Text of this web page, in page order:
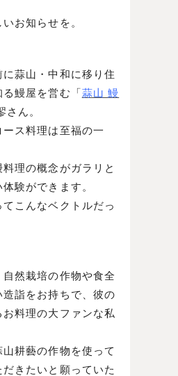
お知らせを。
蒜山・中和に移り住
鰻屋を営む「蒜山 鰻
さん。
ス料理は至福の一
理の概念がガラリと
験ができます。
こんなベクトルだっ
然栽培の作物や食全
詣をお持ちで、彼の
料理の大ファンな私
耕藝の作物を使って
きたいと願っていた